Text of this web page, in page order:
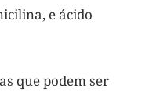
e ácido
que podem ser